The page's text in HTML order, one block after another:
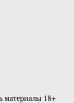
материалы 18+